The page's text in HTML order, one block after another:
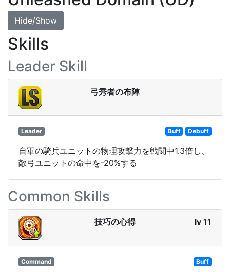
Hide/Show
Skills
Leader Skill
弓秀者の布陣
Leader Buff Debuff
自軍の騎兵ユニットの物理攻撃力を戦闘中1.3倍し、
敵弓ユニットの命中を-20%する
Common Skills
技巧の心得 lv 11
Command Buff